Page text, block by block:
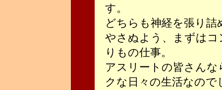
す。
どちらも神経を張り
やさぬよう、まずは
りもの仕事。
アスリートの皆さん
クな日々の生活なの